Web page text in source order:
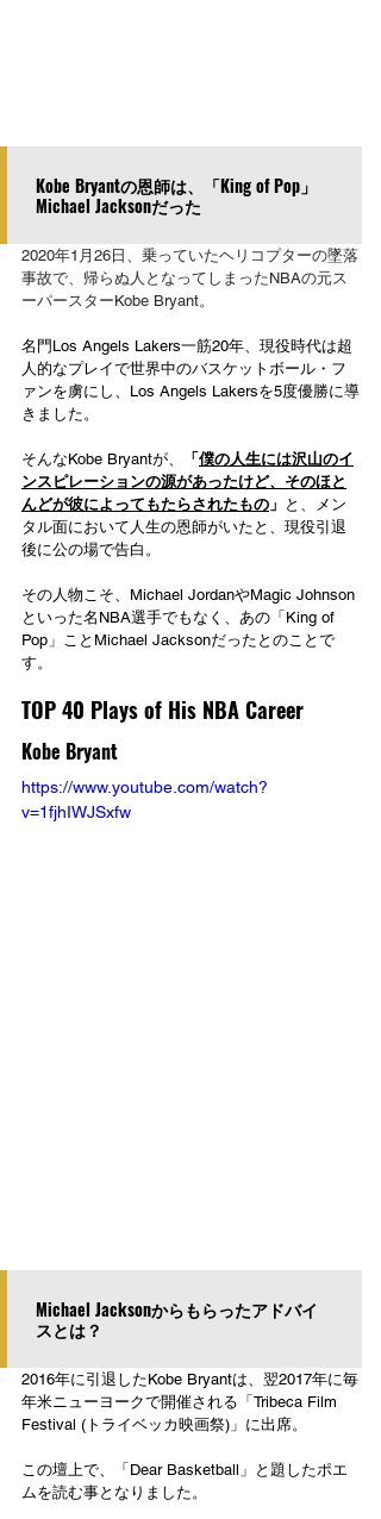
Kobe Bryantの恩師は、「King of Pop」
Michael Jacksonだった
2020年1月26日、乗っていたヘリコプターの墜落
事故で、帰らぬ人となってしまったNBAの元ス
ーパースターKobe Bryant。
名門Los Angels Lakers一筋20年、現役時代は超
人的なプレイで世界中のバスケットボール・フ
ァンを虜にし、Los Angels Lakersを5度優勝に導
きました。
そんなKobe Bryantが、 「 僕の人生には沢山のイ
ンスピレーションの源があったけど、そのほと
んどが彼によってもたらされたもの 」 と、メン
タル面において人生の恩師がいたと、現役引退
後に公の場で告白。
その人物こそ、Michael JordanやMagic Johnson
といった名NBA選手でもなく、あの「King of
Pop」ことMichael Jacksonだったとのことで
す。
TOP 40 Plays of His NBA Career
Kobe Bryant
https://www.youtube.com/watch?
v=1fjhIWJSxfw
Michael Jacksonからもらったアドバイ
スとは？
2016年に引退したKobe Bryantは、翌2017年に毎
年米ニューヨークで開催される「Tribeca Film
Festival (トライベッカ映画祭)」に出席。
この壇上で、「Dear Basketball」と題したポエ
ムを読む事となりました。